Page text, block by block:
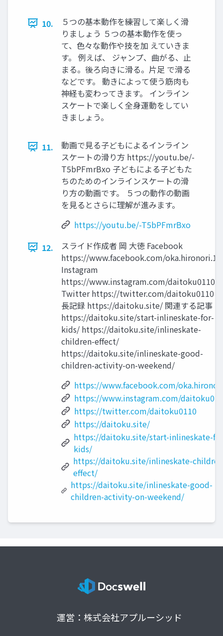
10.
５つの基本動作を練習して楽しく滑
りましょう ５つの基本動作を使っ
て、色々な動作や技を加 えていきま
す。 例えば、 ジャンプ、曲がる、止
まる。後ろ向きに滑る。片足 で滑る
などです。 動きによって使う筋肉も
神経も変わってきます。 インライン
スケートで楽しく全身運動をしてい
きましょう。
11.
動画で見る子どもによるインライン
スケートの滑り方 https://youtu.be/-
T5bPFmrBxo 子どもによる子どもた
ちのためのインラインスケートの滑
り方の動画です。 ５つの動作の動画
を見るとさらに理解が進みます。
https://youtu.be/-T5bPFmrBxo
12.
スライド作成者 岡 大徳 Facebook
https://www.facebook.com/oka.hironori.1
Instagram
https://www.instagram.com/daitoku0110/
Twitter https://twitter.com/daitoku0110
長記録 https://daitoku.site/ 関連する記事
https://daitoku.site/start-inlineskate-for-
kids/ https://daitoku.site/inlineskate-
children-effect/
https://daitoku.site/inlineskate-good-
children-activity-on-weekend/
https://www.facebook.com/
https://www.instagram.com/
https://twitter.com/daitoku0110
https://daitoku.site/
https://daitoku.site/start-inlineskate-
kids/
https://daitoku.site/inlineskate-
effect/
https://daitoku.site/inlineskate-good-
children-activity-on-weekend/
運営：株式会社アプルーシッド